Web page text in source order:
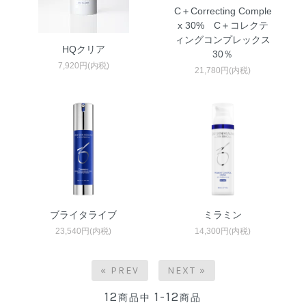
HQクリア
7,920円(内税)
C＋Correcting Comple
x 30% C＋コレクテ
ィングコンプレックス
30％
21,780円(内税)
ブライタライブ
23,540円(内税)
ミラミン
14,300円(内税)
« PREV NEXT »
12商品中 1-12商品